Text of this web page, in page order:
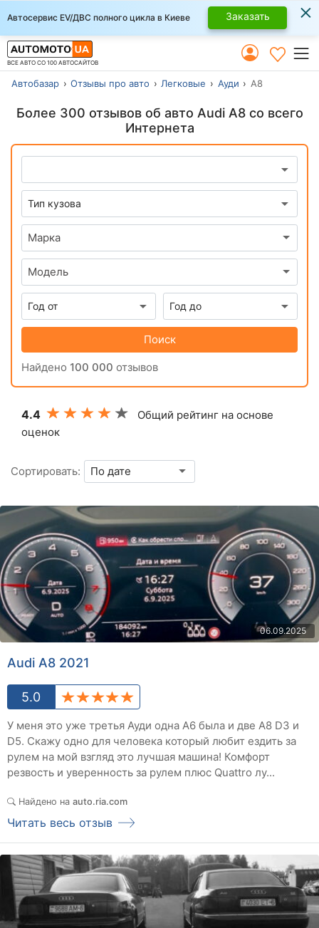
Автосервис EV/ДВС полного цикла в Киеве Заказать ×
ВСЕ АВТО СО 100 АВТОСАЙТОВ
Автобазар Отзывы про авто Легковые Ауди А8
Более 300 отзывов об авто Audi A8 со всего
Интернета
Марка
Модель
Поиск
Найдено 100 000 отзывов
4.4
Общий рейтинг на основе
оценок
Сортировать:
06.09.2025
Audi A8 2021
5.0
У меня это уже третья Ауди одна А6 была и две А8 D3 и
D5. Скажу одно для человека который любит ездить за
рулем на мой взгляд это лучшая машина! Комфорт
резвость и уверенность за рулем плюс Quattro лу...
Найдено на auto.ria.com
Читать весь отзыв